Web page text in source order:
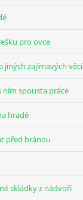
pro ovce
jiných zajímavých věcí
ním spousta práce
hradě
před bránou
skládky z nádvoří